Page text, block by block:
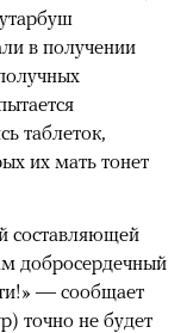
в получении
таблеток,
их мать тонет
составляющей
добросердечный
— сообщает
точно не будет